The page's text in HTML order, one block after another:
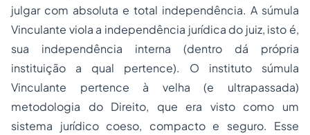
julgar com absoluta e total independência. A súmula
Vinculante viola a independência jurídica do juiz, isto é,
sua independência interna (dentro dá própria
instituição a qual pertence). O instituto súmula
Vinculante pertence à velha (e ultrapassada)
metodologia do Direito, que era visto como um
sistema jurídico coeso, compacto e seguro. Esse